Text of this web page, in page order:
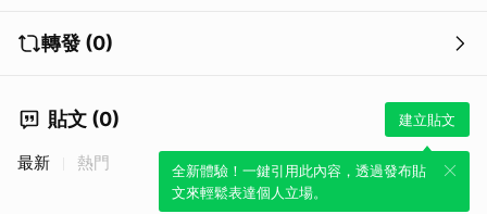
轉發 (0)
貼文 (0) 建立貼文
全新體驗！一鍵引用此內容，透過發布貼
文來輕鬆表達個人立場。
最新 熱門